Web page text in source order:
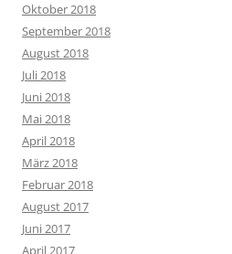
Oktober 2018
September 2018
August 2018
Juli 2018
Juni 2018
Mai 2018
April 2018
März 2018
Februar 2018
August 2017
Juni 2017
April 2017